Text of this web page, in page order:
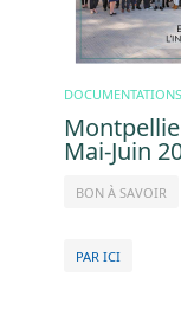
DOCUMENTATIONS
Mai-Juin
BON À SAVOIR
PAR ICI